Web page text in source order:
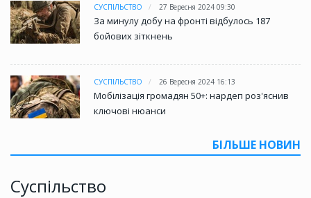
СУСПІЛЬСТВО 27 Вересня 2024 09:30
За минулу добу на фронті відбулось 187
бойових зіткнень
СУСПІЛЬСТВО 26 Вересня 2024 16:13
Мобілізація громадян 50+: нардеп роз'яснив
ключові нюанси
БІЛЬШЕ НОВИН
Суспільство